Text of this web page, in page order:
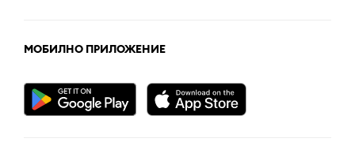
МОБИЛНО ПРИЛОЖЕНИЕ